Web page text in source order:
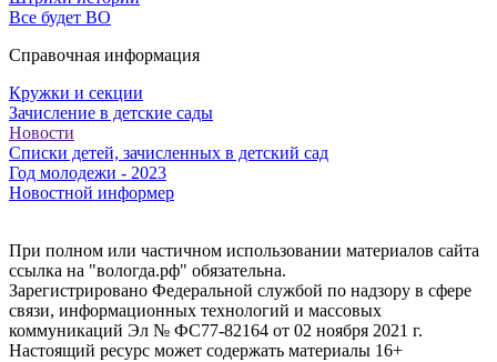
Все будет ВО
Справочная информация
Кружки и секции
Зачисление в детские сады
Новости
Списки детей, зачисленных в детский сад
Год молодежи - 2023
Новостной информер
При полном или частичном использовании материалов сайта
ссылка на "вологда.рф" обязательна.
Зарегистрировано Федеральной службой по надзору в сфере
связи, информационных технологий и массовых
коммуникаций Эл № ФС77-82164 от 02 ноября 2021 г.
Настоящий ресурс может содержать материалы 16+